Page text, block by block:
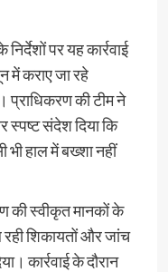
पर यह कार्रवाई
में कराए जा रहे
प्राधिकरण की टीम ने
संदेश दिया कि
भी हाल में बख्शा नहीं
की स्वीकृत मानकों के
रही शिकायतों और जांच
कार्रवाई के दौरान